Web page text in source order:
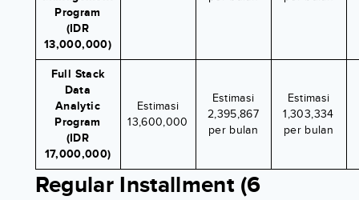
Program
(IDR
13,000,000)
Full Stack
Data
Analytic
Program
(IDR
17,000,000)
Estimasi
13,600,000
Estimasi
2,395,867
per bulan
Estimasi
1,303,334
per bulan
Regular Installment (6